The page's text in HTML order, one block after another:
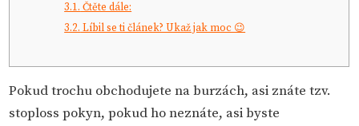
3.1. Čtěte dále:
3.2. Líbil se ti článek? Ukaž jak moc 😉
Pokud trochu obchodujete na burzách, asi znáte tzv.
stoploss pokyn, pokud ho neznáte, asi byste